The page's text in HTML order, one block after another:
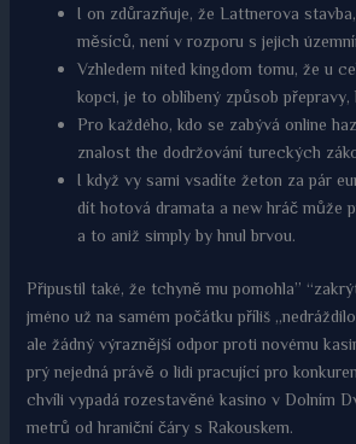
I on zdůrazňuje, že Lattnerova
měsíců, není v rozporu s jejich
Vzhledem nited kingdom tomu, že u
kopci, je to oblíbený způsob
Pro každého, kdo se zabývá online
znalost the dodržování tureckých
I když vy sami vsadíte žeton za pár
dít hotová dramata a new hráč může
a to aniž simply by hnul brvou.
Připustil také, že tchyně mu pomohla”
jméno už na samém počátku příliš
ale žádný výraznější odpor proti novému
prý nejedná právě o lidi pracující pro
chvíli vypadá rozestavěné kasino v Dolním
metrů od hraniční čáry s Rakouskem.